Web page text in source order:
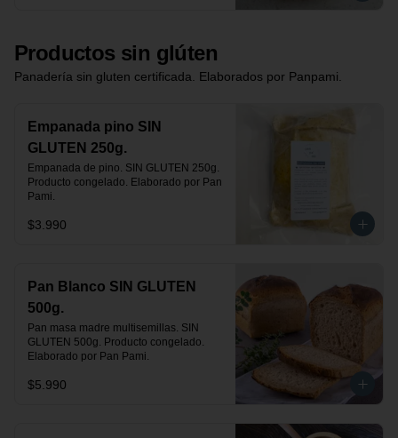
Productos sin glúten
Panadería sin gluten certificada. Elaborados por Panpami.
Empanada pino SIN
GLUTEN 250g.
Empanada de pino. SIN GLUTEN 250g.
Producto congelado. Elaborado por Pan
Pami.
$3.990
Pan Blanco SIN GLUTEN
500g.
Pan masa madre multisemillas. SIN
GLUTEN 500g. Producto congelado.
Elaborado por Pan Pami.
$5.990